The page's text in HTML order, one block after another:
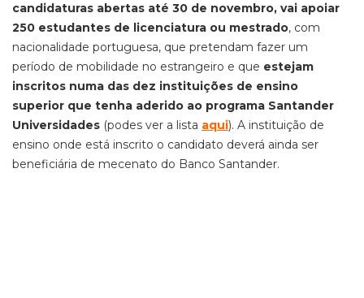
candidaturas abertas até 30 de novembro, vai apoiar
250 estudantes de licenciatura ou mestrado, com
nacionalidade portuguesa, que pretendam fazer um
período de mobilidade no estrangeiro e que estejam
inscritos numa das dez instituições de ensino
superior que tenha aderido ao programa Santander
Universidades (podes ver a lista aqui). A instituição de
ensino onde está inscrito o candidato deverá ainda ser
beneficiária de mecenato do Banco Santander.